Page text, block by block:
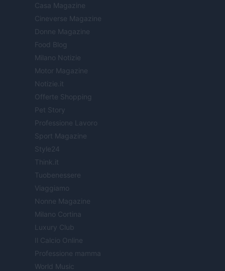
Casa Magazine
Cineverse Magazine
Donne Magazine
Food Blog
Milano Notizie
Motor Magazine
Notizie.it
Offerte Shopping
Pet Story
Professione Lavoro
Sport Magazine
Style24
Think.it
Tuobenessere
Viaggiamo
Nonne Magazine
Milano Cortina
Luxury Club
Il Calcio Online
Professione mamma
World Music